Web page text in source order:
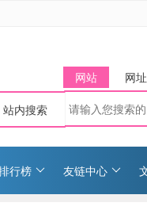
网站 网址
站内搜索
行榜 友链中心